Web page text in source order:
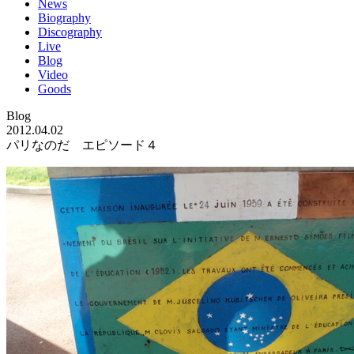
News
Biography
Discography
Live
Blog
Video
Goods
Blog
2012.04.02
パリなのだ エピソード４